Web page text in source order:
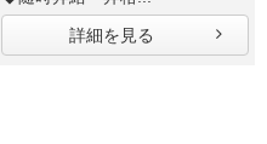
詳細を見る